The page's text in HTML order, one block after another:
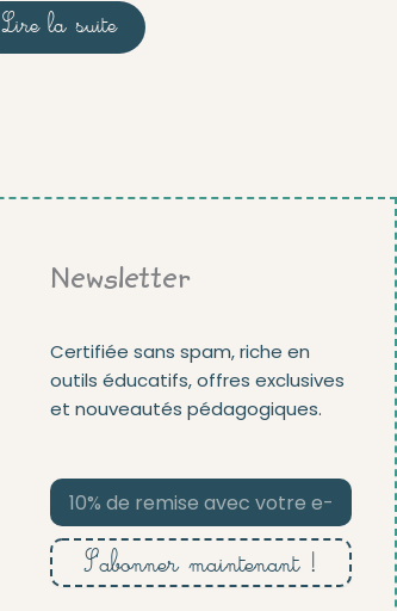
Lire la suite
Newsletter
Certifiée sans spam, riche en
outils éducatifs, offres exclusives
et nouveautés pédagogiques.
S'abonner maintenant !